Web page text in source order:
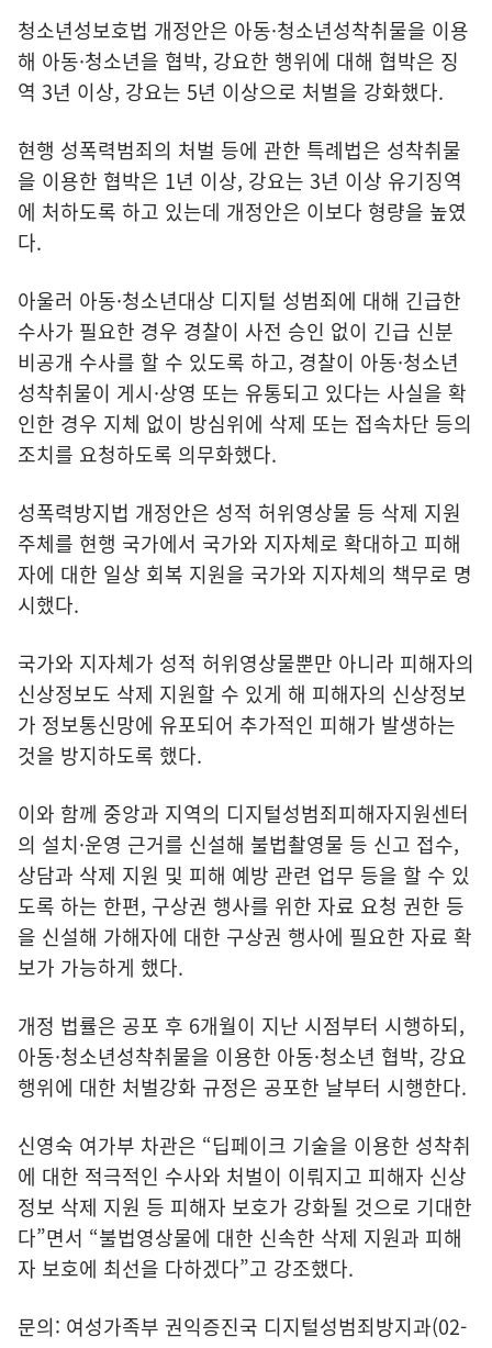
청소년성보호법 개정안은 아동·청소년성착취물을 이용
해 아동·청소년을 협박, 강요한 행위에 대해 협박은 징
역 3년 이상, 강요는 5년 이상으로 처벌을 강화했다.
현행 성폭력범죄의 처벌 등에 관한 특례법은 성착취물
을 이용한 협박은 1년 이상, 강요는 3년 이상 유기징역
에 처하도록 하고 있는데 개정안은 이보다 형량을 높였
다.
아울러 아동·청소년대상 디지털 성범죄에 대해 긴급한
수사가 필요한 경우 경찰이 사전 승인 없이 긴급 신분
비공개 수사를 할 수 있도록 하고, 경찰이 아동·청소년
성착취물이 게시·상영 또는 유통되고 있다는 사실을 확
인한 경우 지체 없이 방심위에 삭제 또는 접속차단 등의
조치를 요청하도록 의무화했다.
성폭력방지법 개정안은 성적 허위영상물 등 삭제 지원
주체를 현행 국가에서 국가와 지자체로 확대하고 피해
자에 대한 일상 회복 지원을 국가와 지자체의 책무로 명
시했다.
국가와 지자체가 성적 허위영상물뿐만 아니라 피해자의
신상정보도 삭제 지원할 수 있게 해 피해자의 신상정보
가 정보통신망에 유포되어 추가적인 피해가 발생하는
것을 방지하도록 했다.
이와 함께 중앙과 지역의 디지털성범죄피해자지원센터
의 설치·운영 근거를 신설해 불법촬영물 등 신고 접수,
상담과 삭제 지원 및 피해 예방 관련 업무 등을 할 수 있
도록 하는 한편, 구상권 행사를 위한 자료 요청 권한 등
을 신설해 가해자에 대한 구상권 행사에 필요한 자료 확
보가 가능하게 했다.
개정 법률은 공포 후 6개월이 지난 시점부터 시행하되,
아동·청소년성착취물을 이용한 아동·청소년 협박, 강요
행위에 대한 처벌강화 규정은 공포한 날부터 시행한다.
신영숙 여가부 차관은 “딥페이크 기술을 이용한 성착취
에 대한 적극적인 수사와 처벌이 이뤄지고 피해자 신상
정보 삭제 지원 등 피해자 보호가 강화될 것으로 기대한
다”면서 “불법영상물에 대한 신속한 삭제 지원과 피해
자 보호에 최선을 다하겠다”고 강조했다.
문의: 여성가족부 권익증진국 디지털성범죄방지과(02-